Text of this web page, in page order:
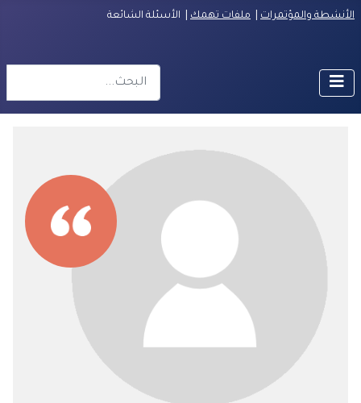
الأنشطة والمؤتمرات ملفات تهمك | الأسئلة الشائعة